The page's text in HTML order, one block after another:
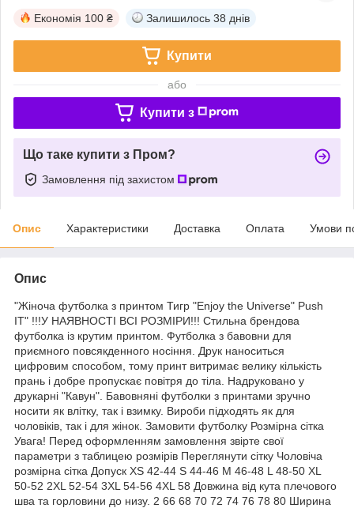
Економія 100 ₴ Залишилось 38 днів
Купити
або
Купити з
Що таке купити з Пром?
Замовлення під захистом
Опис Характеристики Доставка Оплата Умови
Опис
"Жіноча футболка з принтом Тигр "Enjoy the Universe" Push
IT" !!!У НАЯВНОСТІ ВСІ РОЗМІРИ!!! Стильна брендова
футболка із крутим принтом. Футболка з бавовни для
приємного повсякденного носіння. Друк наноситься
цифровим способом, тому принт витримає велику кількість
прань і добре пропускає повітря до тіла. Надруковано у
друкарні "Кавун". Бавовняні футболки з принтами зручно
носити як влітку, так і взимку. Вироби підходять як для
чоловіків, так і для жінок. Замовити футболку Розмірна сітка
Увага! Перед оформленням замовлення звірте свої
параметри з таблицею розмірів Переглянути сітку Чоловіча
розмірна сітка Допуск XS 42-44 S 44-46 M 46-48 L 48-50 XL
50-52 2XL 52-54 3XL 54-56 4XL 58 Довжина від кута плечового
шва та горловини до низу. 2 66 68 70 72 74 76 78 80 Ширина